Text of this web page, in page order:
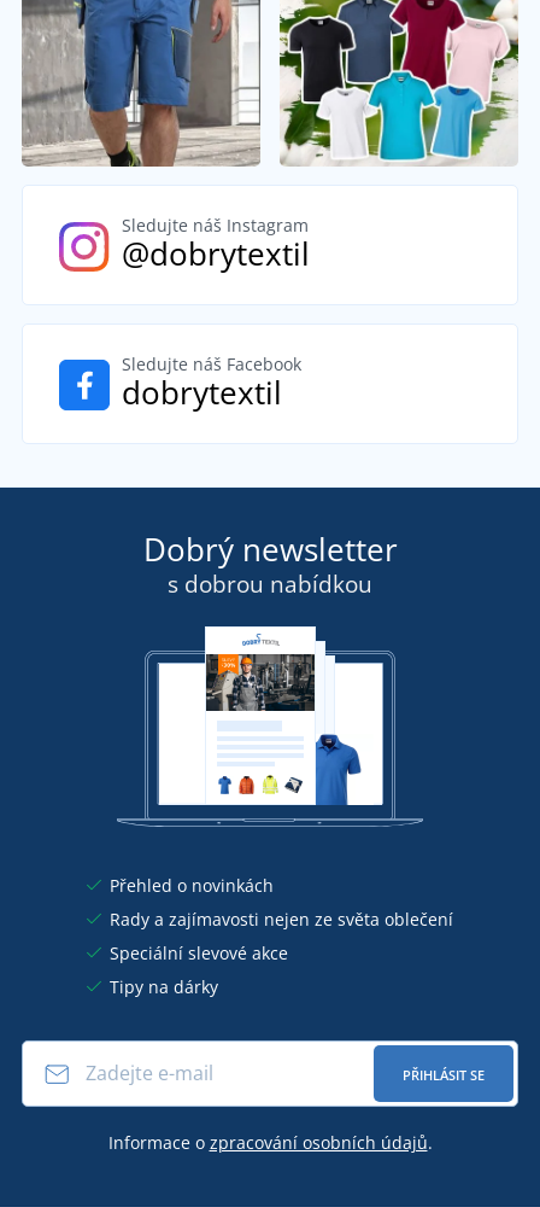
Sledujte náš Instagram
@dobrytextil
Sledujte náš Facebook
dobrytextil
Dobrý newsletter
s dobrou nabídkou
Přehled o novinkách
Rady a zajímavosti nejen ze světa oblečení
Speciální slevové akce
Tipy na dárky
PŘIHLÁSIT SE
Informace o zpracování osobních údajů.